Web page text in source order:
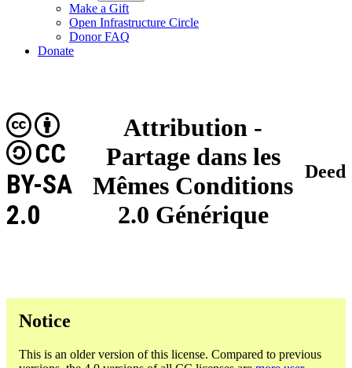
Make a Gift
Open Infrastructure Circle
Donor FAQ
Donate
Attribution -
Partage dans les
Mêmes Conditions
2.0 Générique
CC
BY-SA
2.0
Deed
Notice
This is an older version of this license. Compared to previous